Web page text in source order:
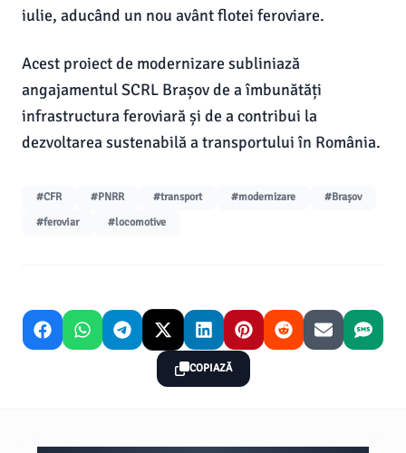
iulie, aducând un nou avânt flotei feroviare.
Acest proiect de modernizare subliniază
angajamentul SCRL Brașov de a îmbunătăți
infrastructura feroviară și de a contribui la
dezvoltarea sustenabilă a transportului în România.
#CFR #PNRR #transport #modernizare
#Brașov
#feroviar
#locomotive
COPIAZĂ